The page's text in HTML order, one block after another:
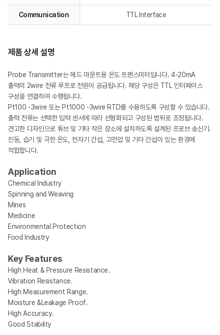
Communication TTL Interface
제품 상세 설명
Probe Transmitter는 헤드 마운트용 온도 트랜스미터입니다. 4-20mA
출력의 2wire 전류 루프로 전원이 공급됩니다. 해당 구성은 TTL 인터페이스
구성을 연결하여 수행됩니다.
Pt100 -3wire 또는 Pt1000 -3wire RTD를 수용하도록 구성할 수 있습니다.
출력 전류는 선택한 입력 센서에 따라 선형화되고 구성된 범위로 조정됩니다.
견고한 디자인으로 튜브 및 기타 작은 장소에 설치하도록 설계된 프로브 송신기.
진동, 습기 및 극한 온도, 전자기 간섭, 고전압 및 기타 간섭이 있는 환경에
적합합니다.
Application
Chemical Industry
Spinning and Weaving
Mines
Medicine
Environmental Protection
Food Industry
Key Features
High Heat & Pressure Resistance.
Vibration Resistance.
High Measurement Range.
Moisture &Leakage Proof.
High Accuracy.
Good Stability